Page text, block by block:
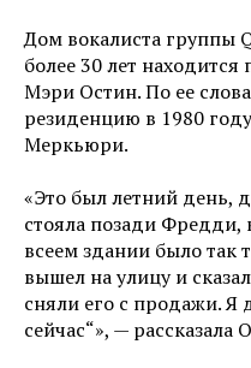
Дом вокалиста группы
более 30 лет
Мэри Остин. По ее
резиденцию в 1980
Меркьюри.
«Это был летний день,
стояла позади
всеем здании было так
вышел на улицу и
сняли его с продажи.
сейчас“», — рассказала